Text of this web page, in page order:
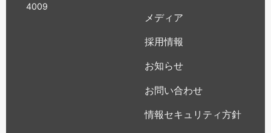
4009
メディア
採用情報
お知らせ
お問い合わせ
情報セキュリティ方針